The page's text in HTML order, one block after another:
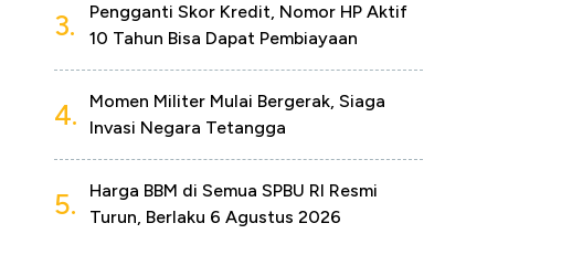
3.
Pengganti Skor Kredit, Nomor HP Aktif
10 Tahun Bisa Dapat Pembiayaan
4.
Momen Militer Mulai Bergerak, Siaga
Invasi Negara Tetangga
5.
Harga BBM di Semua SPBU RI Resmi
Turun, Berlaku 6 Agustus 2026